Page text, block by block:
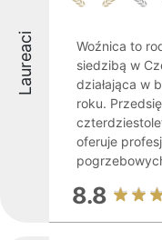
Laureaci
Woźnica to
siedzibą w
działająca w
roku.
oferuje
8.8